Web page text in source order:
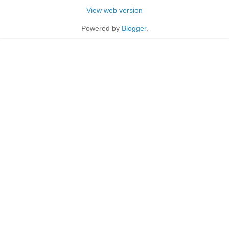
View web version
Powered by Blogger.